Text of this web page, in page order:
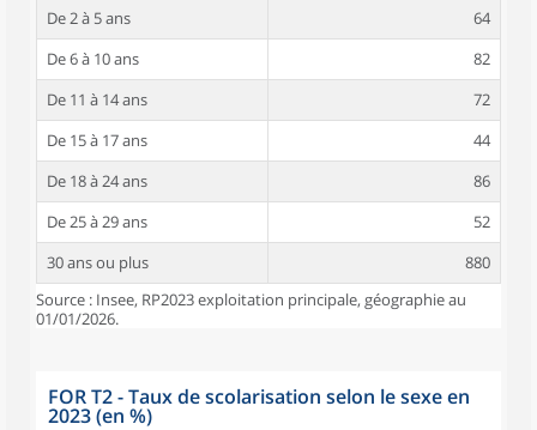
De 2 à 5 ans
64
De 6 à 10 ans
82
De 11 à 14 ans
72
De 15 à 17 ans
44
De 18 à 24 ans
86
De 25 à 29 ans
52
30 ans ou plus
880
Source : Insee, RP2023 exploitation principale, géographie au
01/01/2026.
FOR T2 - Taux de scolarisation selon le sexe en
2023 (en %)